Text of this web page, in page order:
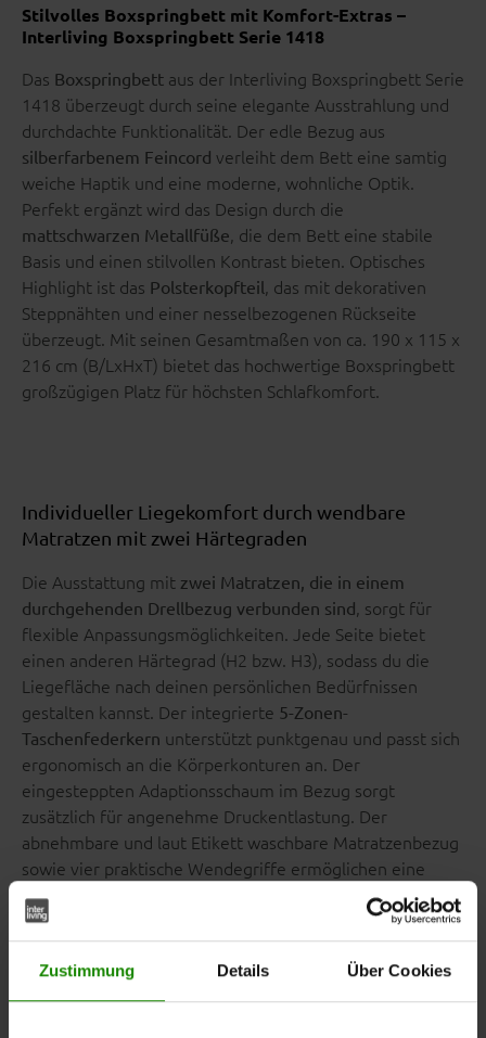
Zustimmung Details Über Cookies
Stilvolles Boxspringbett mit Komfort-Extras –
Interliving Boxspringbett Serie 1418
Das Boxspringbett aus der Interliving Boxspringbett Serie
1418 überzeugt durch seine elegante Ausstrahlung und
durchdachte Funktionalität. Der edle Bezug aus
silberfarbenem Feincord verleiht dem Bett eine samtig
weiche Haptik und eine moderne, wohnliche Optik.
Perfekt ergänzt wird das Design durch die
mattschwarzen Metallfüße, die dem Bett eine stabile
Basis und einen stilvollen Kontrast bieten. Optisches
Highlight ist das Polsterkopfteil, das mit dekorativen
Steppnähten und einer nesselbezogenen Rückseite
überzeugt. Mit seinen Gesamtmaßen von ca. 190 x 115 x
216 cm (B/LxHxT) bietet das hochwertige Boxspringbett
großzügigen Platz für höchsten Schlafkomfort.
Individueller Liegekomfort durch wendbare
Matratzen mit zwei Härtegraden
Die Ausstattung mit zwei Matratzen, die in einem
durchgehenden Drellbezug verbunden sind, sorgt für
flexible Anpassungsmöglichkeiten. Jede Seite bietet
einen anderen Härtegrad (H2 bzw. H3), sodass du die
Liegefläche nach deinen persönlichen Bedürfnissen
gestalten kannst. Der integrierte 5-Zonen-
Taschenfederkern unterstützt punktgenau und passt sich
ergonomisch an die Körperkonturen an. Der
eingesteppten Adaptionsschaum im Bezug sorgt
zusätzlich für angenehme Druckentlastung. Der
abnehmbare und laut Etikett waschbare Matratzenbezug
sowie vier praktische Wendegriffe ermöglichen eine
einfache und hygienische Handhabung.